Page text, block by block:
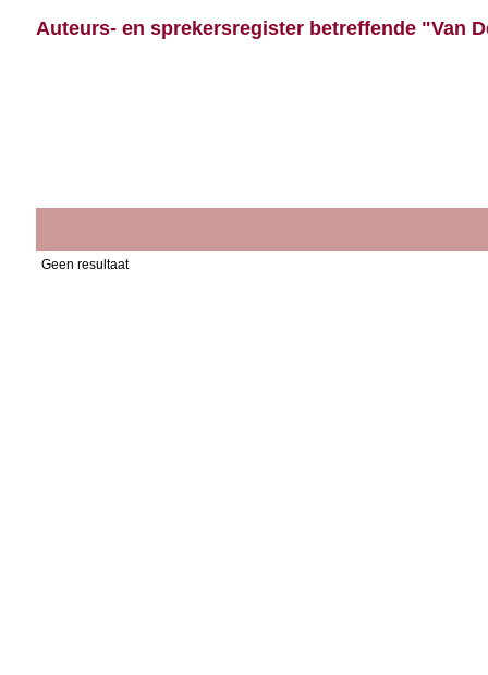
Auteurs- en sprekersregister betreffende "Van
Geen resultaat